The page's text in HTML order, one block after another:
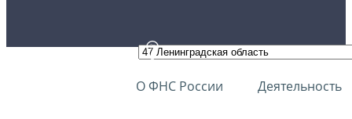
О ФНС России Деятельность